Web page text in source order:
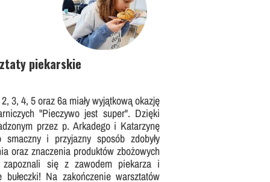
3, 4, 5 oraz 6a miały wyjątkową okazję
"Pieczywo jest super". Dzięki
przez p. Arkadego i Katarzynę
i przyjazny sposób zdobyły
oraz znaczenia produktów zbożowych
się z zawodem piekarza i
Na zakończenie warsztatów
piekarskie
Wymagania edukacyjne
Program wychowawczo-profilaktyczny
Procedura bezpieczeństwa/Covid-19
Deklaracja dostępności
Standardy Ochrony Małoletnich